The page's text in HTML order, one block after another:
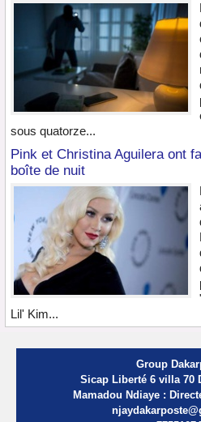
sous quatorze...
Pink et Christina Aguilera ont
boîte de nuit
Lil' Kim...
Group
Sicap Liberté 6 villa 70
Mamadou Ndiaye :